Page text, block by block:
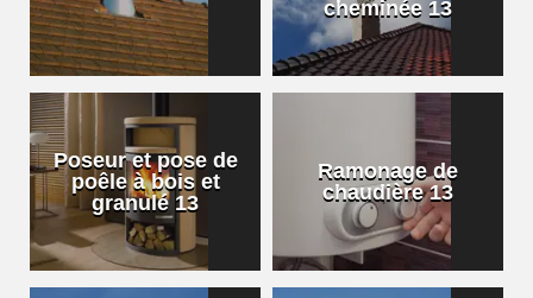
cheminée 13
Poseur et pose de
poêle à bois et
granulé 13
Ramonage de
chaudière 13